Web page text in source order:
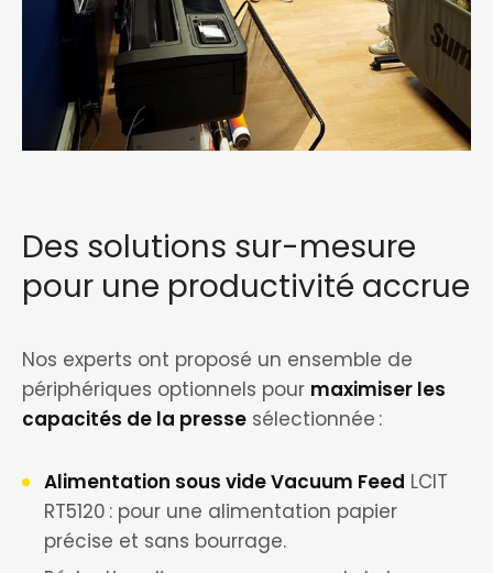
Des solutions sur-mesure
pour une productivité accrue
Nos experts ont proposé un ensemble de
périphériques optionnels pour maximiser les
capacités de la presse sélectionnée :
Alimentation sous vide Vacuum Feed LCIT
RT5120 : pour une alimentation papier
précise et sans bourrage.